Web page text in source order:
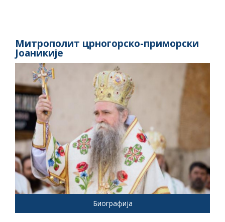
Митрополит црногорско-приморски
Јоаникије
Биографија